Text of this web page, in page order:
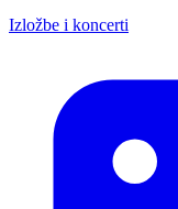
Izložbe i koncerti